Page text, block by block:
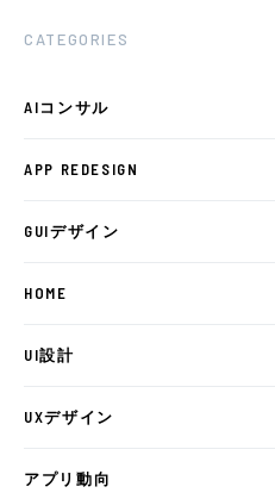
CATEGORIES
AIコンサル
APP REDESIGN
GUIデザイン
HOME
UI設計
UXデザイン
アプリ動向